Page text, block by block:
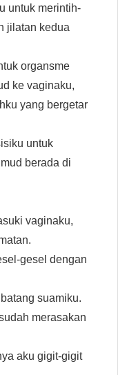
untuk merintih-
jilatan kedua
organsme
ke vaginaku,
yang bergetar
untuk
berada di
vaginaku,
gesel dengan
suamiku.
merasakan
aku gigit-gigit